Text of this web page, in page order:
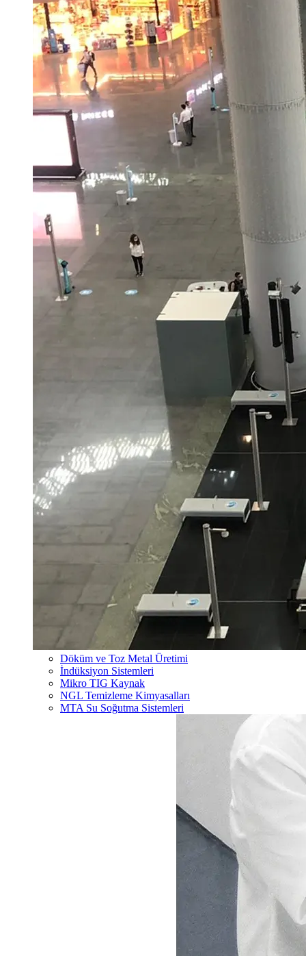
Döküm ve Toz Metal Üretimi
İndüksiyon Sistemleri
Mikro TIG Kaynak
NGL Temizleme Kimyasalları
MTA Su Soğutma Sistemleri